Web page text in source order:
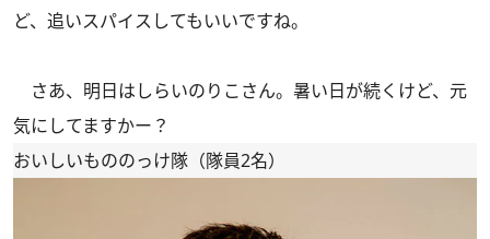
ど、追いスパイスしてもいいですね。
さあ、明日はしらいのりこさん。暑い日が続くけど、元
気にしてますかー？
おいしいもののっけ隊（隊員2名）